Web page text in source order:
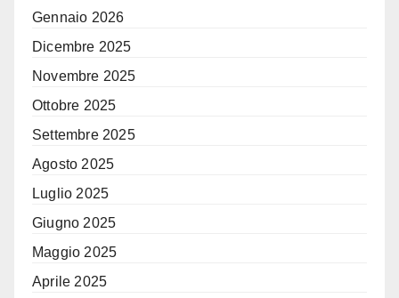
Gennaio 2026
Dicembre 2025
Novembre 2025
Ottobre 2025
Settembre 2025
Agosto 2025
Luglio 2025
Giugno 2025
Maggio 2025
Aprile 2025